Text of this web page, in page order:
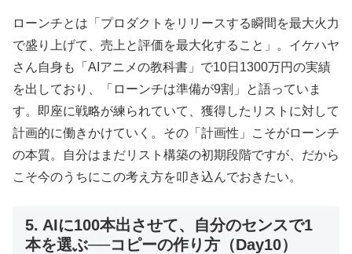
ローンチとは「プロダクトをリリースする瞬間を最大火力
で盛り上げて、売上と評価を最大化すること」。イケハヤ
さん自身も「AIアニメの教科書」で10日1300万円の実績
を出しており、「ローンチは準備が9割」と語っていま
す。即座に戦略が練られていて、獲得したリストに対して
計画的に働きかけていく。その「計画性」こそがローンチ
の本質。自分はまだリスト構築の初期段階ですが、だから
こそ今のうちにこの考え方を叩き込んでおきたい。
5. AIに100本出させて、自分のセンスで1
本を選ぶ──コピーの作り方（Day10）